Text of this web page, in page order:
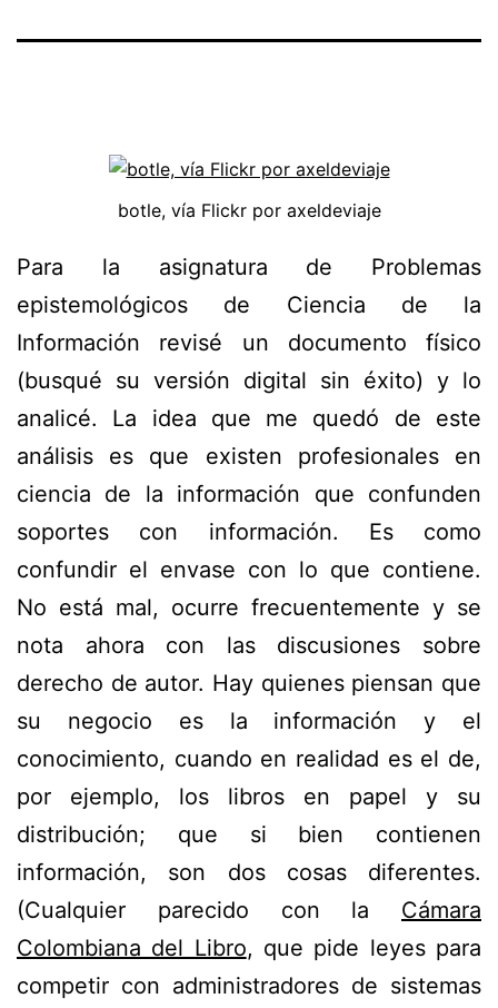
botle, vía Flickr por axeldeviaje
Para la asignatura de Problemas
epistemológicos de Ciencia de la
Información revisé un documento físico
(busqué su versión digital sin éxito) y lo
analicé. La idea que me quedó de este
análisis es que existen profesionales en
ciencia de la información que confunden
soportes con información. Es como
confundir el envase con lo que contiene.
No está mal, ocurre frecuentemente y se
nota ahora con las discusiones sobre
derecho de autor. Hay quienes piensan que
su negocio es la información y el
conocimiento, cuando en realidad es el de,
por ejemplo, los libros en papel y su
distribución; que si bien contienen
información, son dos cosas diferentes.
(Cualquier parecido con la Cámara
Colombiana del Libro, que pide leyes para
competir con administradores de sistemas